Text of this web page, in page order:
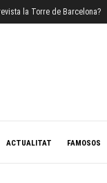
la Torre de Barcelona?
ACTUALITAT FAMOSOS